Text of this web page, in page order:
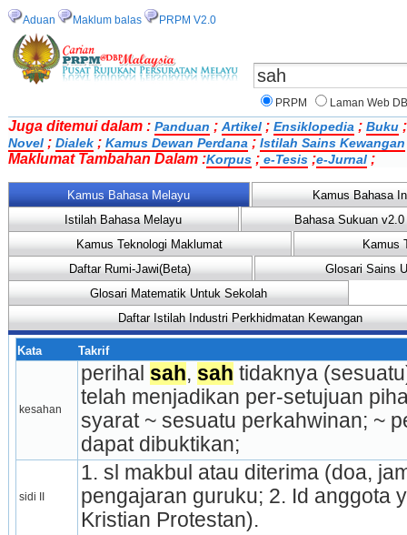
Aduan Maklum balas PRPM V2.0
PRPM Laman Web
Juga ditemui dalam : Panduan ; Artikel ; Ensiklopedia ; Buku
Novel ; Dialek ; Kamus Dewan Perdana ; Istilah Sains Kewangan
Maklumat Tambahan Dalam :Korpus ; e-Tesis ;e-Jurnal ;
Kamus Bahasa Melayu
Kamus Bahasa
Istilah Bahasa Melayu
Bahasa Sukuan v2.0
Kamus Teknologi Maklumat
Kamus
Daftar Rumi-Jawi(Beta)
Glosari Sains
Glosari Matematik Untuk Sekolah
Daftar Istilah Industri Perkhidmatan Kewangan
Kata Takrif
kesahan
perihal sah, sah tidaknya
telah menjadikan per-setujuan
syarat ~ sesuatu perkahwinan; ~
dapat dibuktikan;
sidi II
1. sl makbul atau diterima (doa,
pengajaran guruku; 2. Id anggota
Kristian Protestan).